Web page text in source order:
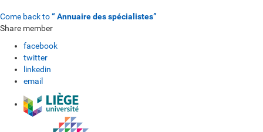
Come back to“ Annuaire des spécialistes”
Share member
facebook
twitter
linkedin
email